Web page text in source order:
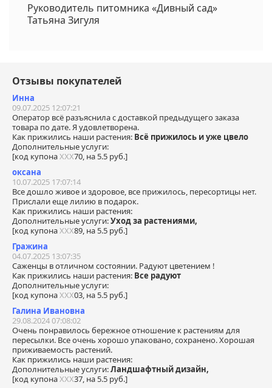
Руководитель питомника «Дивный сад»
Татьяна Зигуля
Отзывы покупателей
Инна
09.07.2025 12:07:21
Оператор всё разъяснила с доставкой предыдущего заказа
товара по дате. Я удовлетворена.
Как прижились наши растения: Всё прижилось и уже цвело
Дополнительные услуги:
[код купонаХХХ70, на 5.5 руб.]
оксана
10.07.2025 17:07:14
Все дошло живое и здоровое, все прижилось, пересортицы нет.
Прислали еще лилию в подарок.
Как прижились наши растения:
Дополнительные услуги:Уход за растениями,
[код купонаХХХ89, на 5.5 руб.]
Гражина
04.07.2025 13:07:35
Саженцы в отличном состоянии. Радуют цветением !
Как прижились наши растения: Все радуют
Дополнительные услуги:
[код купонаХХХ03, на 5.5 руб.]
Галина Ивановна
29.08.2024 07:08:02
Очень понравилось бережное отношение к растениям для
пересылки. Все очень хорошо упаковано, сохранено. Хорошая
приживаемость растений.
Как прижились наши растения:
Дополнительные услуги:Ландшафтный дизайн,
[код купонаХХХ37, на 5.5 руб.]